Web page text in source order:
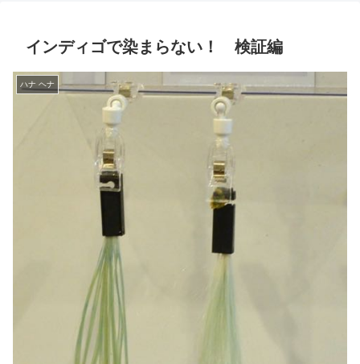
インディゴで染まらない！ 検証編
ハナ ヘナ